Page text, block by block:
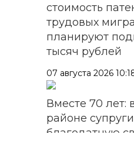
стоимость
трудовых
планируют
тысяч рублей
07 августа 2026
Вместе 70 лет:
районе
благодатную